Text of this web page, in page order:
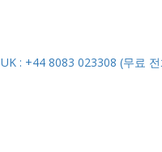
UK : +44 8083 023308 (무료